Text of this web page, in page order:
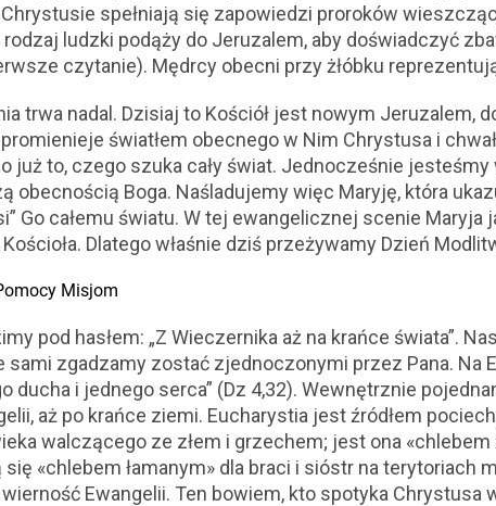
spełniają się zapowiedzi proroków
ludzki podąży do Jeruzalem, aby doświadczyć
czytanie). Mędrcy obecni przy żłóbku
trwa nadal. Dzisiaj to Kościół jest nowym Jeruzalem,
promienieje światłem obecnego w Nim Chrystusa i
już to, czego szuka cały świat. Jednocześnie
obecnością Boga. Naśladujemy więc Maryję, która
Go całemu światu. W tej ewangelicznej scenie Maryja
Dlatego właśnie dziś przeżywamy Dzień
Misjom
pod hasłem: „Z Wieczernika aż na krańce świata”.
sami zgadzamy zostać zjednoczonymi przez Pana. Na
ducha i jednego serca” (Dz 4,32). Wewnętrznie
aż po krańce ziemi. Eucharystia jest źródłem
walczącego ze złem i grzechem; jest ona
«chlebem łamanym» dla braci i sióstr na terytoriach
Ewangelii. Ten bowiem, kto spotyka Chrystusa